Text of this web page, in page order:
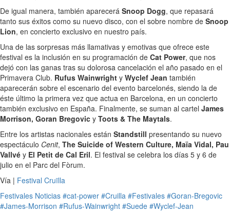
De igual manera, también aparecerá Snoop Dogg, que repasará
tanto sus éxitos como su nuevo disco, con el sobre nombre de Snoop
Lion, en concierto exclusivo en nuestro país.
Una de las sorpresas más llamativas y emotivas que ofrece este
festival es la inclusión en su programación de Cat Power, que nos
dejó con las ganas tras su dolorosa cancelación el año pasado en el
Primavera Club. Rufus Wainwright y Wyclef Jean también
aparecerán sobre el escenario del evento barcelonés, siendo la de
éste último la primera vez que actua en Barcelona, en un concierto
también exclusivo en España. Finalmente, se suman al cartel James
Morrison, Goran Bregovic y Toots & The Maytals.
Entre los artistas nacionales están Standstill presentando su nuevo
espectáculo Cenit, The Suicide of Western Culture, Maïa Vidal, Pau
Vallvé y El Petit de Cal Eril. El festival se celebra los días 5 y 6 de
julio en el Parc del Fòrum.
Vía | Festival Cruïlla
Festivales Noticias #cat-power #Cruilla #Festivales #Goran-Bregovic
#James-Morrison #Rufus-Wainwright #Suede #Wyclef-Jean